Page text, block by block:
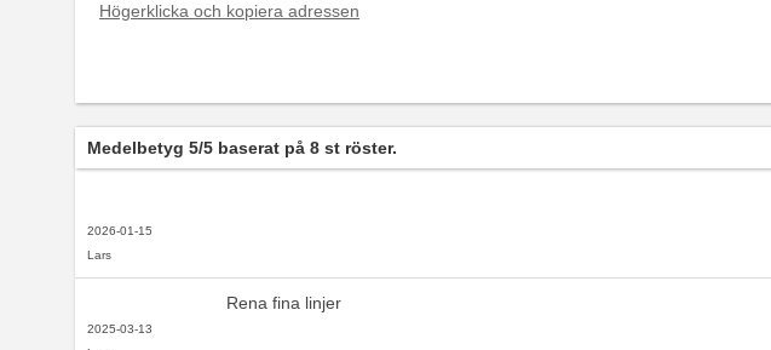
Högerklicka och kopiera adressen
Medelbetyg 5/5 baserat på 8 st röster.
2026-01-15
Lars
2025-03-13
Rena fina linjer